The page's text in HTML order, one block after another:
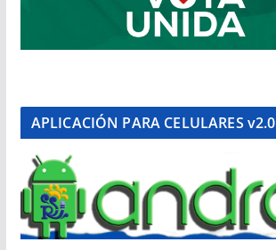
APLICACIÓN PARA CELULARES v2.0